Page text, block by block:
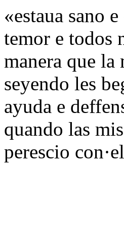
«estaua sano
temor e todos
manera que la
seyendo les
ayuda e
quando las
perescio